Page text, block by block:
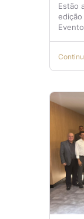
Estão
edição